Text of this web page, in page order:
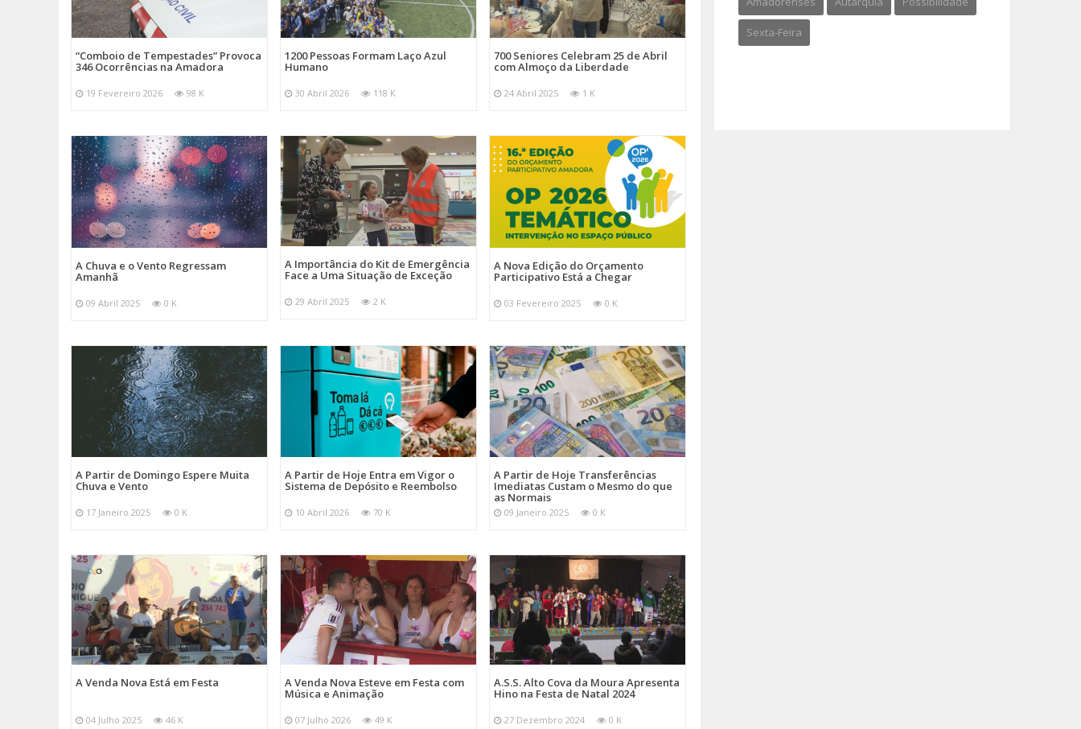
“Comboio de Tempestades” Provoca
346 Ocorrências na Amadora
19 Fevereiro 2026 98 K
1200 Pessoas Formam Laço Azul
Humano
30 Abril 2026 118 K
700 Seniores Celebram 25 de Abril
com Almoço da Liberdade
24 Abril 2025 1 K
A Chuva e o Vento Regressam
Amanhã
09 Abril 2025 0 K
A Importância do Kit de Emergência
Face a Uma Situação de Exceção
29 Abril 2025 2 K
A Nova Edição do Orçamento
Participativo Está a Chegar
03 Fevereiro 2025 0 K
A Partir de Domingo Espere Muita
Chuva e Vento
17 Janeiro 2025 0 K
A Partir de Hoje Entra em Vigor o
Sistema de Depósito e Reembolso
10 Abril 2026 70 K
A Partir de Hoje Transferências
Imediatas Custam o Mesmo do que
as Normais
09 Janeiro 2025 0 K
A Venda Nova Está em Festa
04 Julho 2025 46 K
A Venda Nova Esteve em Festa com
Música e Animação
07 Julho 2026 49 K
A.S.S. Alto Cova da Moura Apresenta
Hino na Festa de Natal 2024
27 Dezembro 2024 0 K
Sexta-Feira